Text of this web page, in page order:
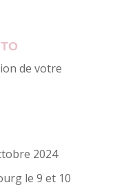
de votre
2024
le 9 et 10